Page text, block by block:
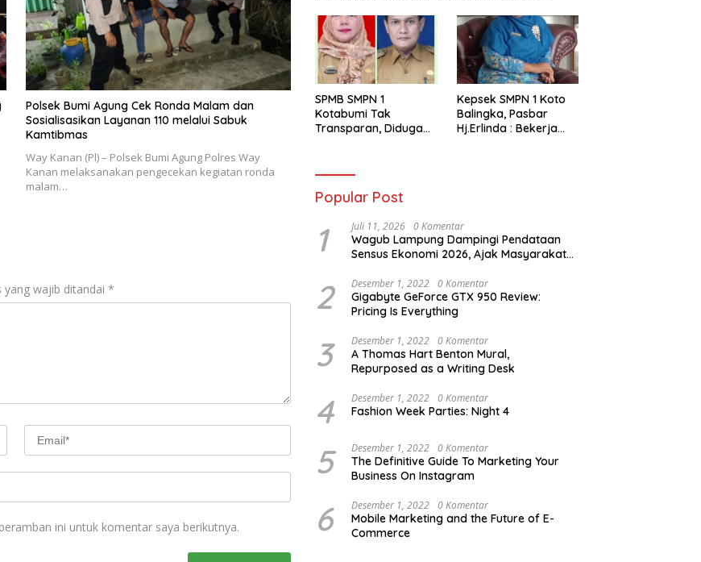
Polsek Bumi Agung Cek Ronda Malam dan
Sosialisasikan Layanan 110 melalui Sabuk
Kamtibmas
Way Kanan (Pl) – Polsek Bumi Agung Polres Way
Kanan melaksanakan pengecekan kegiatan ronda
malam…
yang wajib ditandai *
ini untuk komentar saya berikutnya.
SPMB SMPN 1
Kotabumi Tak
Transparan, Diduga
Susanto Harus
Kepsek SMPN 1 Koto
Balingka, Pasbar
Hj.Erlinda : Bekerja
Popular Post
1 Juli 11, 2026 0 Komentar
Wagub Lampung Dampingi Pendataan
Sensus Ekonomi 2026, Ajak Masyarakat
2 Desember 1, 2022 0 Komentar
Gigabyte GeForce GTX 950 Review:
Pricing Is Everything
3 Desember 1, 2022 0 Komentar
A Thomas Hart Benton Mural,
Repurposed as a Writing Desk
4 Desember 1, 2022 0 Komentar
Fashion Week Parties: Night 4
5 Desember 1, 2022 0 Komentar
The Definitive Guide To Marketing Your
Business On Instagram
6 Desember 1, 2022 0 Komentar
Mobile Marketing and the Future of E-
Commerce